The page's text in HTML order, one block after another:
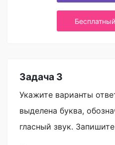
Задача 3
Укажите варианты
выделена буква,
гласный звук.